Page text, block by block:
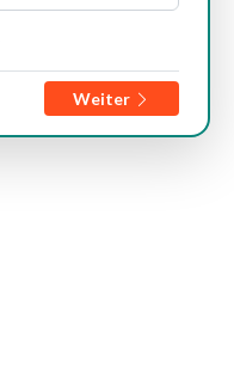
Weiter